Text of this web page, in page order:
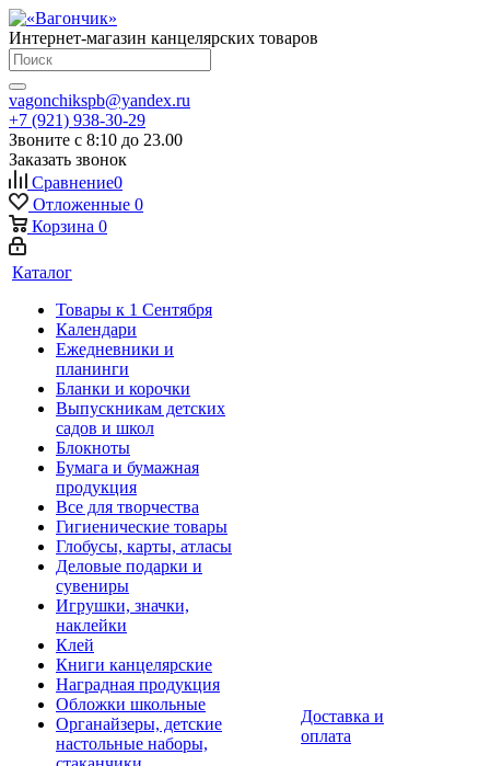
Интернет-магазин канцелярских товаров
vagonchikspb@yandex.ru
+7 (921) 938-30-29
Звоните с 8:10 до 23.00
Заказать звонок
Сравнение0
Отложенные 0
Корзина 0
Каталог
Товары к 1 Сентября
Календари
Ежедневники и
планинги
Бланки и корочки
Выпускникам детских
садов и школ
Блокноты
Бумага и бумажная
продукция
Все для творчества
Гигиенические товары
Глобусы, карты, атласы
Деловые подарки и
сувениры
Игрушки, значки,
наклейки
Клей
Книги канцелярские
Наградная продукция
Обложки школьные
Органайзеры, детские
настольные наборы,
Доставка и
оплата